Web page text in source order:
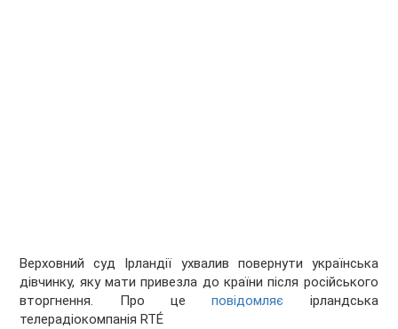
Верховний суд Ірландії ухвалив повернути українська
дівчинку, яку мати привезла до країни після російського
вторгнення. Про цеповідомляє ірландська
телерадіокомпанія RTÉ